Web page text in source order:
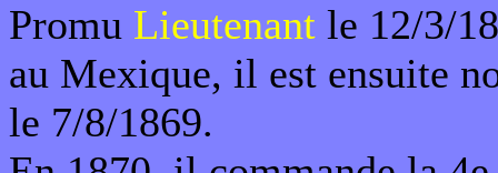
Promu Lieutenant le 12/3/
au Mexique, il est ensuite
le 7/8/1869.